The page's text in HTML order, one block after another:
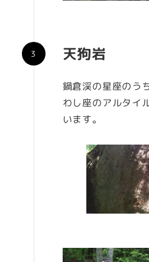
天狗岩
鍋倉渓の星座のう
わし座のアルタイ
います。